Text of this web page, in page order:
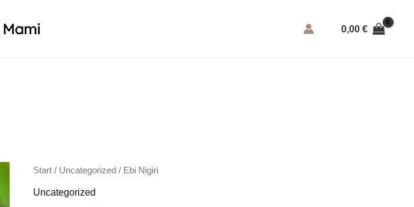
0,00 €
Start / Uncategorized / Ebi Nigiri
Uncategorized